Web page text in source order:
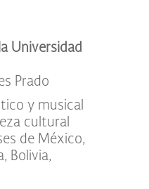
Universidad
Prado
y musical
cultural
de México,
Bolivia,